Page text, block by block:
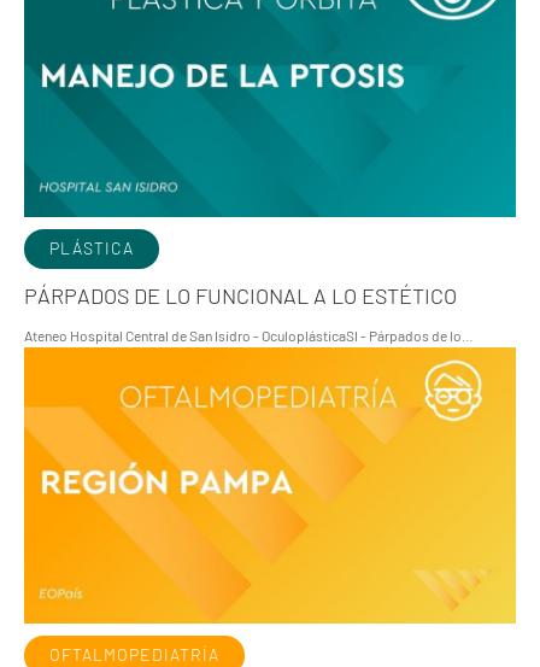
PLÁSTICA
PÁRPADOS DE LO FUNCIONAL A LO ESTÉTICO
Ateneo Hospital Central de San Isidro - OculoplásticaSI - Párpados de lo…
OFTALMOPEDIATRÍA